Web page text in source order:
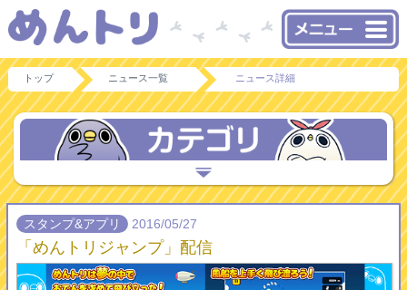
トップ ニュース一覧 ニュース詳細
スタンプ&アプリ 2016/05/27
「めんトリジャンプ」配信